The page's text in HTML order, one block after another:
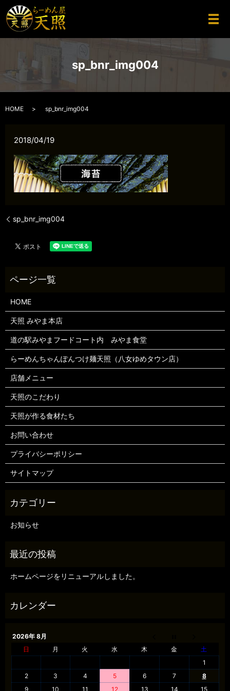
メ
sp_bnr_img004
HOME sp_bnr_img004
2018/04/19
sp_bnr_img004
HOME
天照 みやま本店
道の駅みやまフードコート内 みやま食堂
らーめんちゃんぽんつけ麺天照（八女ゆめタウン店）
店舗メニュー
天照のこだわり
天照が作る食材たち
お問い合わせ
プライバシーポリシー
サイトマップ
お知らせ
ホームページをリニューアルしました。
2026年 8月
日
月 火 水 木 金
土
1
2
3 4 5 6 7
8
9
10 11 12 13 14 15